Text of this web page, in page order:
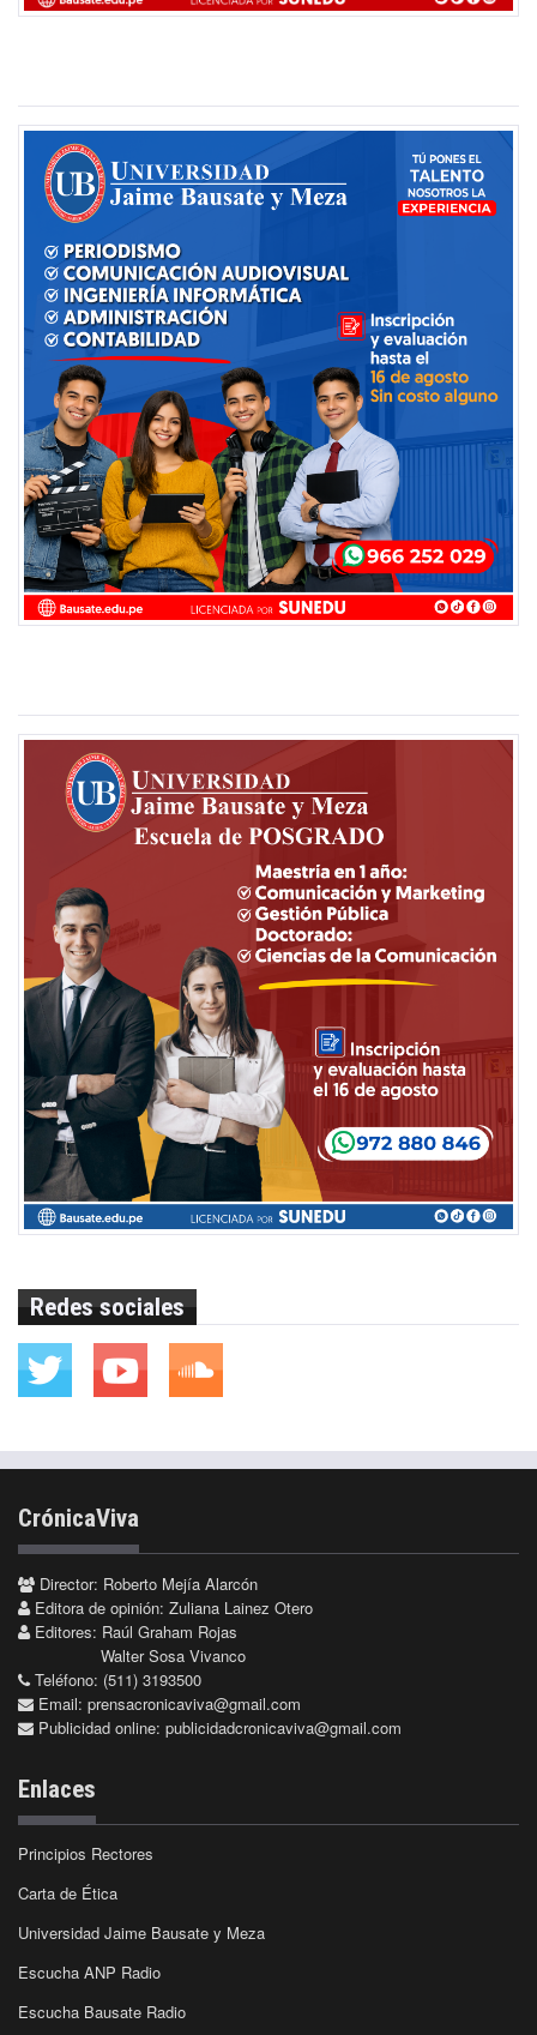
Redes sociales
CrónicaViva
Director: Roberto Mejía Alarcón
Editora de opinión: Zuliana Lainez Otero
Editores: Raúl Graham Rojas
Walter Sosa Vivanco
Teléfono: (511) 3193500
Email: prensacronicaviva@gmail.com
Publicidad online: publicidadcronicaviva@gmail.com
Enlaces
Principios Rectores
Carta de Ética
Universidad Jaime Bausate y Meza
Escucha ANP Radio
Escucha Bausate Radio